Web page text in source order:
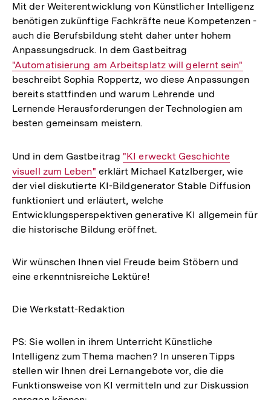
Mit der Weiterentwicklung von Künstlicher Intelligenz
benötigen zukünftige Fachkräfte neue Kompetenzen -
auch die Berufsbildung steht daher unter hohem
Anpassungsdruck. In dem Gastbeitrag
Interner
Link:
"Automatisierung am Arbeitsplatz will gelernt sein"
beschreibt Sophia Roppertz, wo diese Anpassungen
bereits stattfinden und warum Lehrende und
Lernende Herausforderungen der Technologien am
besten gemeinsam meistern.
Und in dem GastbeitragInterner
Link:
"KI erweckt Geschichte
visuell zum Leben" erklärt Michael Katzlberger, wie
der viel diskutierte KI-Bildgenerator Stable Diffusion
funktioniert und erläutert, welche
Entwicklungsperspektiven generative KI allgemein für
die historische Bildung eröffnet.
Wir wünschen Ihnen viel Freude beim Stöbern und
eine erkenntnisreiche Lektüre!
Die Werkstatt-Redaktion
PS: Sie wollen in ihrem Unterricht Künstliche
Intelligenz zum Thema machen? In unseren Tipps
stellen wir Ihnen drei Lernangebote vor, die die
Funktionsweise von KI vermitteln und zur Diskussion